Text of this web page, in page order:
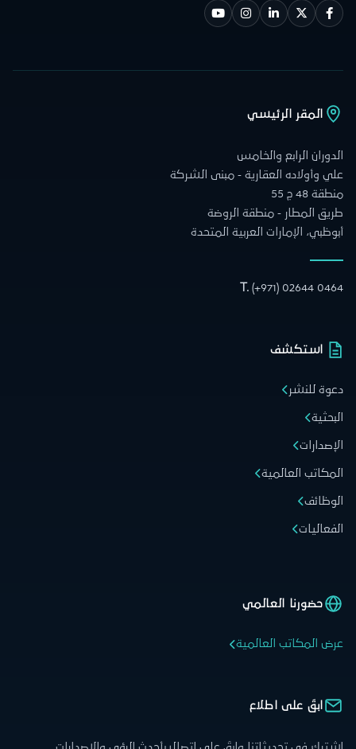
المقر الرئيسي
الدوران الرابع والخامس
علي وأولاده العقارية - مبنى الشركة
منطقة 48 ج 55
طريق المطار - منطقة الروضة
أبوظبي، الإمارات العربية المتحدة
T. (+971) 02644 0464
استكشف
دعوة للنشر
البحثية
الإصدارات
المكاتب العالمية
الوظائف
الفعاليات
حضورنا العالمي
عرض المكاتب العالمية
ابقَ على اطلاع